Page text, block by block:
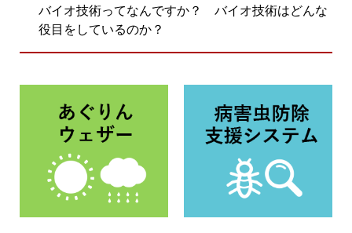
バイオ技術ってなんですか？ バイオ技術はどんな
役目をしているのか？